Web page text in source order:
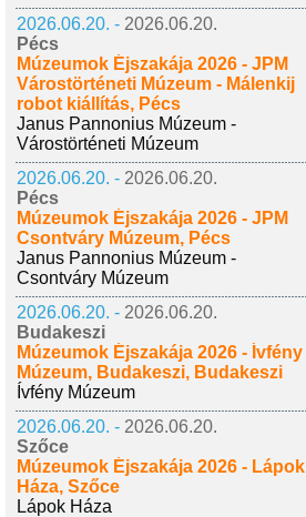
2026.06.20. - 2026.06.20.
Pécs
Múzeumok Éjszakája 2026 - JPM
Várostörténeti Múzeum - Málenkij
robot kiállítás, Pécs
Janus Pannonius Múzeum -
Várostörténeti Múzeum
2026.06.20. - 2026.06.20.
Pécs
Múzeumok Éjszakája 2026 - JPM
Csontváry Múzeum, Pécs
Janus Pannonius Múzeum -
Csontváry Múzeum
2026.06.20. - 2026.06.20.
Budakeszi
Múzeumok Éjszakája 2026 - Ívfény
Múzeum, Budakeszi, Budakeszi
Ívfény Múzeum
2026.06.20. - 2026.06.20.
Szőce
Múzeumok Éjszakája 2026 - Lápok
Háza, Szőce
Lápok Háza